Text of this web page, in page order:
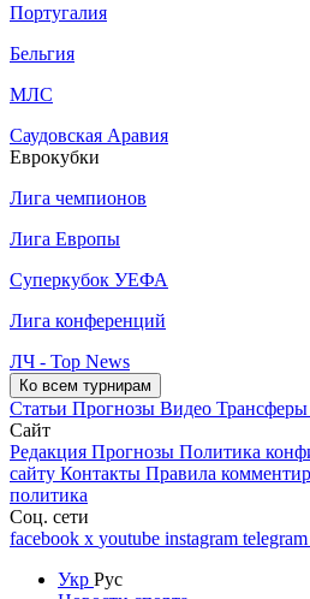
Португалия
Бельгия
МЛС
Саудовская Аравия
Еврокубки
Лига чемпионов
Лига Европы
Суперкубок УЕФА
Лига конференций
ЛЧ - Top News
Ко всем турнирам
Статьи Прогнозы Видео Трансферы
Сайт
Редакция Прогнозы Политика
сайту Контакты Правила
политика
Соц. сети
facebook x youtube instagram telegram
Укр Рус